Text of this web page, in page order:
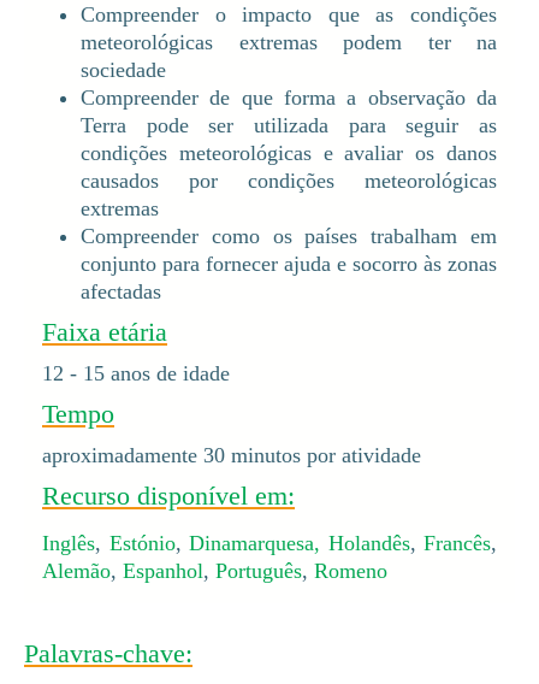
Compreender o impacto que as condições
meteorológicas extremas podem ter na
sociedade
Compreender de que forma a observação da
Terra pode ser utilizada para seguir as
condições meteorológicas e avaliar os danos
causados por condições meteorológicas
extremas
Compreender como os países trabalham em
conjunto para fornecer ajuda e socorro às zonas
afectadas
Faixa etária
12 - 15 anos de idade
Tempo
aproximadamente 30 minutos por atividade
Recurso disponível em:
Inglês, Estónio, Dinamarquesa, Holandês, Francês,
Alemão, Espanhol, Português, Romeno
Palavras-chave: